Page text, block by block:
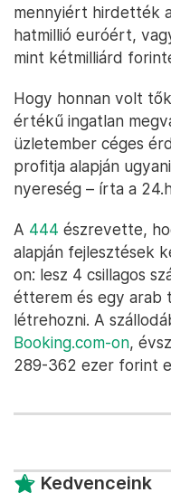
mennyiért hirdették
hatmillió euróért,
mint kétmilliárd
Hogy honnan volt
értékű ingatlan
üzletember céges
profitja alapján
nyereség – írta a
A 444 észrevette,
alapján fejlesztések
on: lesz 4 csillagos
étterem és egy arab
létrehozni. A
Booking.com-on,
289-362 ezer forint
Kedvenceink